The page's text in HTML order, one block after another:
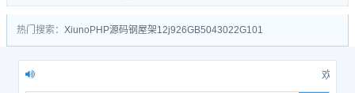
热门搜索： Xiuno PHP源码钢屋架12j926GB5043022G101
欢迎来到